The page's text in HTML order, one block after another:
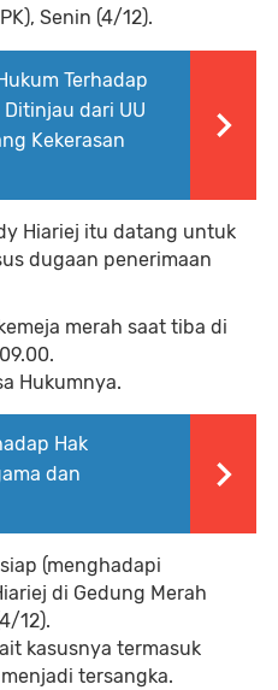
Senin (4/12).
Terhadap
Ditinjau dari UU
Kekerasan
Hiariej itu datang untuk
dugaan penerimaan
merah saat tiba di
Hukumnya.
Hak
dan
(menghadapi
di Gedung Merah
12).
kasusnya termasuk
tersangka.